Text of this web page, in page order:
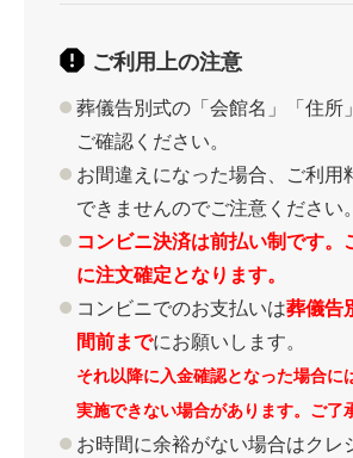
ご利用上の注意
葬儀告別式の「会館名」「住所
ご確認ください。
お間違えになった場合、ご利用
できませんのでご注意ください。
コンビニ決済は前払い制です。
に注文確定となります。
コンビニでのお支払いは葬儀告
間前までにお願いします。
それ以降に入金確認となった場合に
実施できない場合があります。ご了
お時間に余裕がない場合はクレ